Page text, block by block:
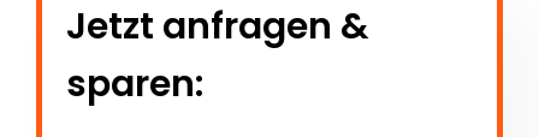
Jetzt anfragen &
sparen: